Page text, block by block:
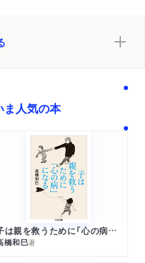
ま人気の本
子は親を救うために「心の病」になる
橋和巳著